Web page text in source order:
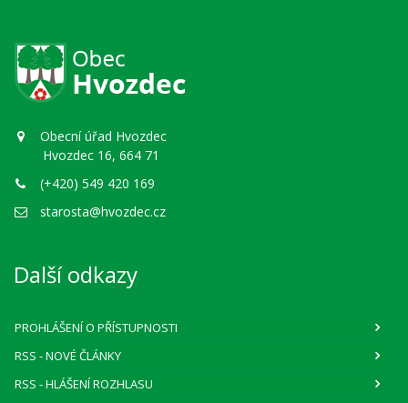
Obecní úřad Hvozdec
Hvozdec 16, 664 71
(+420) 549 420 169
starosta@hvozdec.cz
Další odkazy
PROHLÁŠENÍ O PŘÍSTUPNOSTI
RSS - NOVÉ ČLÁNKY
RSS - HLÁŠENÍ ROZHLASU